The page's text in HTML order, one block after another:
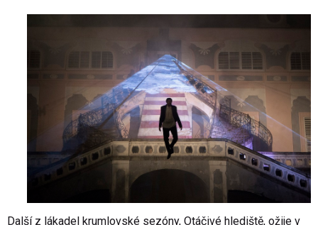
Další z lákadel krumlovské sezóny, Otáčivé hlediště, ožije v